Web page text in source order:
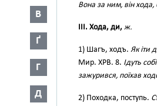
В
Ґ
Г
Д
Вона за ним, він хода,
III. Хода, ди, ж.
1) Шагъ, ходъ. Як іти
Мир. ХРВ. 8. Ідуть
зажурився, поїхав
2) Походка, поступь.